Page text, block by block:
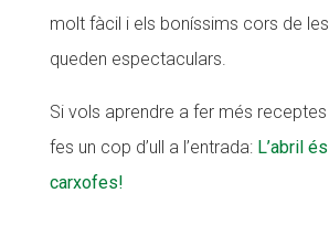
molt fàcil i els boníssims cors de
queden espectaculars.
Si vols aprendre a fer més
fes un cop d’ull a l’entrada: L’abril
carxofes!